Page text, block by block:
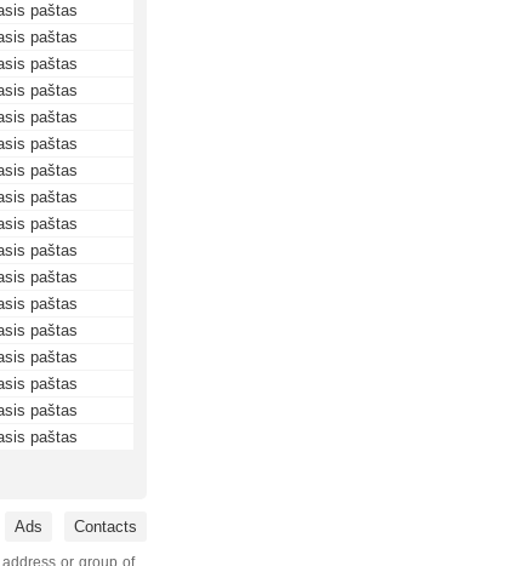
paštas
paštas
paštas
paštas
paštas
paštas
paštas
paštas
paštas
paštas
paštas
paštas
paštas
paštas
paštas
paštas
paštas
Ads Contacts
or group of